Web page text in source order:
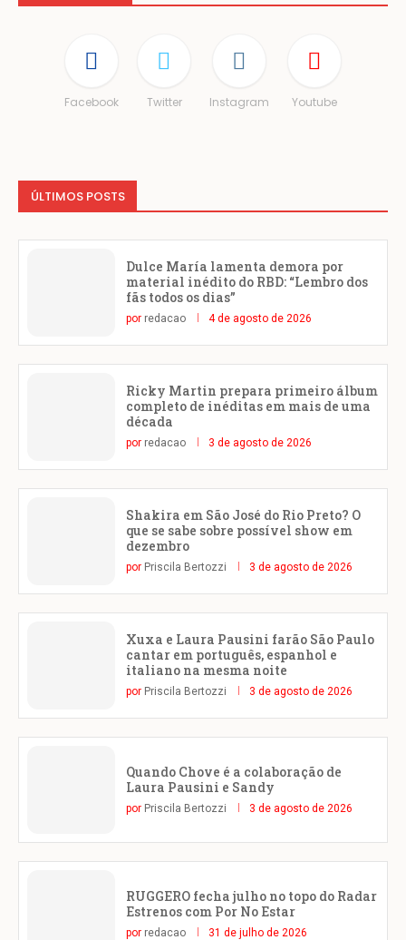
Facebook Twitter Instagram Youtube
ÚLTIMOS POSTS
Dulce María lamenta demora por
material inédito do RBD: “Lembro dos
fãs todos os dias”
por redacao 4 de agosto de 2026
Ricky Martin prepara primeiro álbum
completo de inéditas em mais de uma
década
por redacao 3 de agosto de 2026
Shakira em São José do Rio Preto? O
que se sabe sobre possível show em
dezembro
por Priscila Bertozzi 3 de agosto de 2026
Xuxa e Laura Pausini farão São Paulo
cantar em português, espanhol e
italiano na mesma noite
por Priscila Bertozzi 3 de agosto de 2026
Quando Chove é a colaboração de
Laura Pausini e Sandy
por Priscila Bertozzi 3 de agosto de 2026
RUGGERO fecha julho no topo do Radar
Estrenos com Por No Estar
por redacao 31 de julho de 2026